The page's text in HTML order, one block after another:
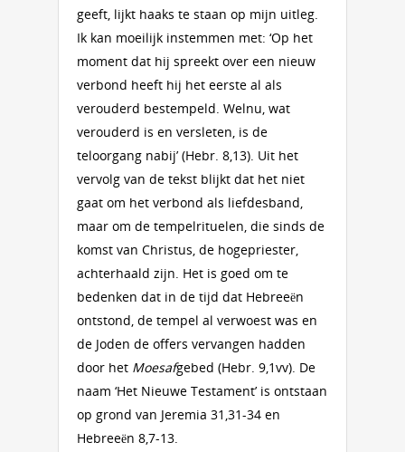
geeft, lijkt haaks te staan op mijn uitleg.
Ik kan moeilijk instemmen met: ‘Op het
moment dat hij spreekt over een nieuw
verbond heeft hij het eerste al als
verouderd bestempeld. Welnu, wat
verouderd is en versleten, is de
teloorgang nabij’ (Hebr. 8,13). Uit het
vervolg van de tekst blijkt dat het niet
gaat om het verbond als liefdesband,
maar om de tempelrituelen, die sinds de
komst van Christus, de hogepriester,
achterhaald zijn. Het is goed om te
bedenken dat in de tijd dat Hebreeën
ontstond, de tempel al verwoest was en
de Joden de offers vervangen hadden
door het Moesafgebed (Hebr. 9,1vv). De
naam ‘Het Nieuwe Testament’ is ontstaan
op grond van Jeremia 31,31-34 en
Hebreeën 8,7-13.